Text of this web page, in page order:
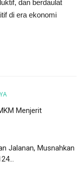
dan berdaulat
di era ekonomi
Menjerit
Jalanan, Musnahkan